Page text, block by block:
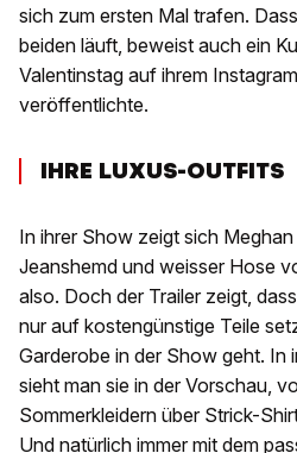
sich zum ersten Mal trafen.
beiden läuft, beweist auch ein
Valentinstag auf ihrem
veröffentlichte.
IHRE LUXUS-OUTFITS
In ihrer Show zeigt sich
Jeanshemd und weisser Hose
also. Doch der Trailer zeigt,
nur auf kostengünstige Teile
Garderobe in der Show geht. In
sieht man sie in der Vorschau,
Sommerkleidern über Strick-
Und natürlich immer mit dem